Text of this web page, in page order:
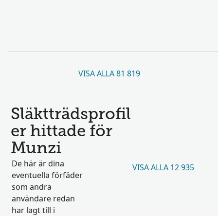
VISA ALLA 81 819
Släktträdsprofil
er hittade för
Munzi
De här är dina
eventuella förfäder
som andra
användare redan
har lagt till i
VISA ALLA 12 935